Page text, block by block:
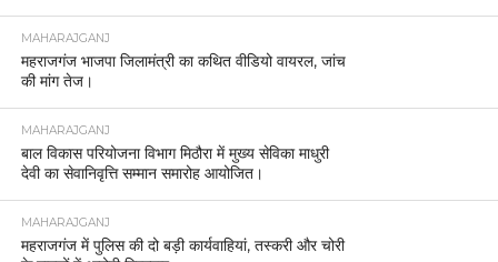
MAHARAJGANJ
महराजगंज भाजपा जिलामंत्री का कथित वीडियो वायरल, जांच
की मांग तेज।
MAHARAJGANJ
बाल विकास परियोजना विभाग मिठौरा में मुख्य सेविका माधुरी
देवी का सेवानिवृत्ति सम्मान समारोह आयोजित।
MAHARAJGANJ
महराजगंज में पुलिस की दो बड़ी कार्यवाहियां, तस्करी और चोरी